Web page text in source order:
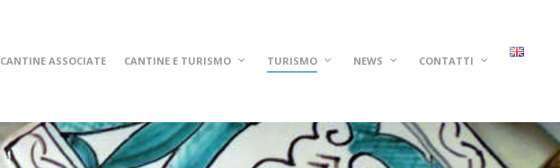
CANTINE ASSOCIATE CANTINE E TURISMO TURISMO NEWS CONTATTI